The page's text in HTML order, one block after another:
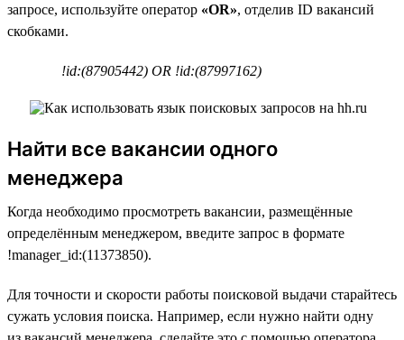
запросе, используйте оператор «OR», отделив ID вакансий
скобками.
!id:(87905442) OR !id:(87997162)
Найти все вакансии одного
менеджера
Когда необходимо просмотреть вакансии, размещённые
определённым менеджером, введите запрос в формате
!manager_id:(11373850).
Для точности и скорости работы поисковой выдачи старайтесь
сужать условия поиска. Например, если нужно найти одну